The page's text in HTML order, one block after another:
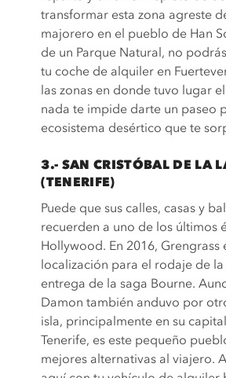
transformar esta zona agreste
majorero en el pueblo de Han
de un Parque Natural, no
tu coche de alquiler en
las zonas en donde tuvo lugar
nada te impide darte un paseo
ecosistema desértico que te
3.- SAN CRISTÓBAL DE LA
(TENERIFE)
Puede que sus calles, casas y
recuerden a uno de los últimos
Hollywood. En 2016, Grengrass
localización para el rodaje de
entrega de la saga Bourne.
Damon también anduvo por
isla, principalmente en su
Tenerife, es este pequeño
mejores alternativas al viajero.